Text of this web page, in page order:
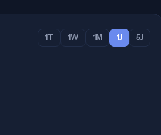
1T 1W 1M 1J 5J